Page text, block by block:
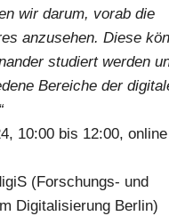
wir darum, vorab die
anzusehen. Diese
studiert werden
Bereiche der
10:00 bis 12:00,
(Forschungs- und
Digitalisierung Berlin)